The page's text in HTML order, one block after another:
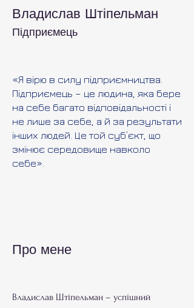
Владислав Штіпельман
Підприємець
«Я вірю в силу підприємництва.
Підприємець – це людина, яка бере
на себе багато відповідальності і
не лише за себе, а й за результати
інших людей. Це той суб’єкт, що
змінює середовище навколо
себе».
Про мене
Владислав Штіпельман – успішний